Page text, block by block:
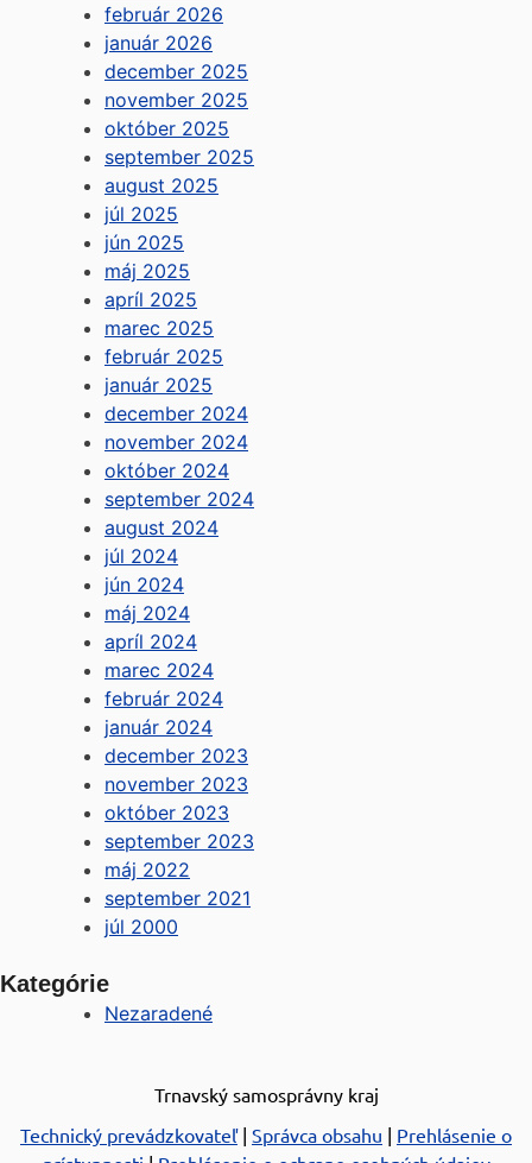
február 2026
január 2026
december 2025
november 2025
október 2025
september 2025
august 2025
júl 2025
jún 2025
máj 2025
apríl 2025
marec 2025
február 2025
január 2025
december 2024
november 2024
október 2024
september 2024
august 2024
júl 2024
jún 2024
máj 2024
apríl 2024
marec 2024
február 2024
január 2024
december 2023
november 2023
október 2023
september 2023
máj 2022
september 2021
júl 2000
Kategórie
Nezaradené
Trnavský samosprávny kraj
Technický prevádzkovateľ| Správca obsahu | Prehlásenie o